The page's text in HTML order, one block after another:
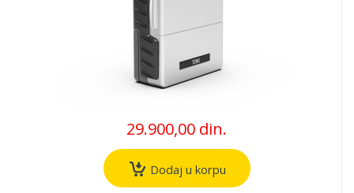
29.900,00 din.
Dodaj u korpu